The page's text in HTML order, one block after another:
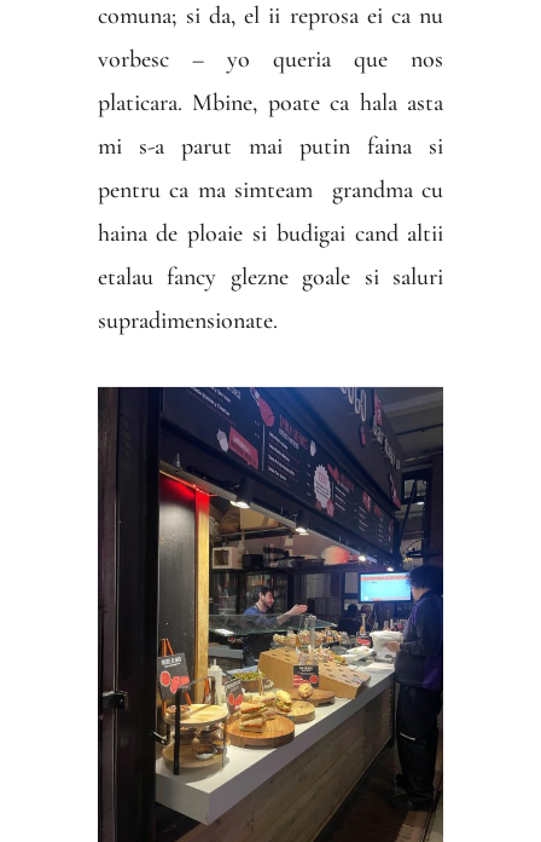
comuna; si da, el ii reprosa ei ca nu
vorbesc – yo queria que nos
platicara. Mbine, poate ca hala asta
mi s-a parut mai putin faina si
pentru ca ma simteam
grandma cu
haina de ploaie si budigai cand altii
etalau fancy glezne goale si saluri
supradimensionate.